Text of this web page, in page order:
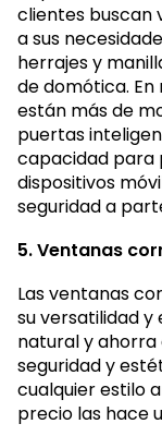
clientes buscan
a sus
herrajes y
de domótica.
están más de
puertas
capacidad para
dispositivos
seguridad a
5. Ventanas
Las ventanas
su versatilidad y
natural y
seguridad y
cualquier estilo
precio las hace